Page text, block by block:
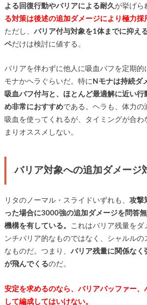
よる回復行動やバリアによる耐久 が挙げら
る対策は後述の追加ダメージにより極力採
ただし、 バリア付与対象を1体までに抑え
ペだけは検討に値する。
バリアを伴わずに他人に吸血バフを定期的
モナかヘラぐらいだ。特に Nモナは持続ダ
吸血バフ付与と、ほとんど最適解に近い行
め非常におすすめである。ヘラも、体力の
吸血を使ってくれるが、タイミングが合わ
まりオススメしない。
バリア対象への追加ダメージ
リタのノーマル・スライドいずれも、 攻撃
った場合に3000強の追加ダメージを問答
機構を有している。
これはバリア残量をダ
ンチバリア的なものではなく、シャルルの
なものだ。つまり、 バリア残量に関係なく
が飛んでくるのだ。
安定を求めるのなら、バリアバッファー、
して編成してはいけない。